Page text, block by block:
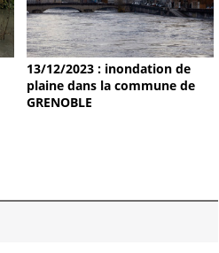
13/12/2023 : inondation de
plaine dans la commune de
GRENOBLE